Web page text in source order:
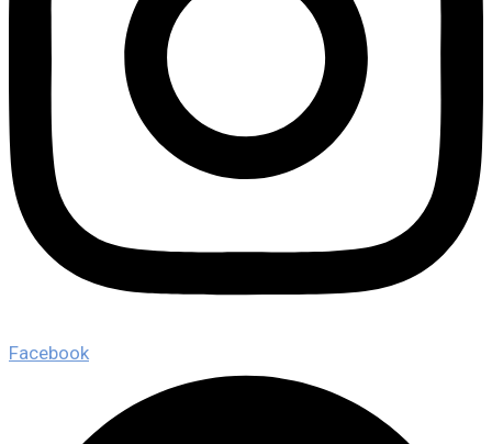
Facebook